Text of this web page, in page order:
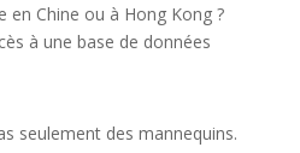
en Chine ou à Hong Kong ?
à une base de données
seulement des mannequins.